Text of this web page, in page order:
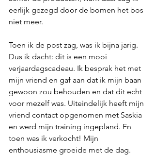
eerlijk gezegd door de bomen het bos
niet meer.
Toen ik de post zag, was ik bijna jarig.
Dus ik dacht: dit is een mooi
verjaardagscadeau. Ik besprak het met
mijn vriend en gaf aan dat ik mijn baan
gewoon zou behouden en dat dit echt
voor mezelf was. Uiteindelijk heeft mijn
vriend contact opgenomen met Saskia
en werd mijn training ingepland. En
toen was ik verkocht! Mijn
enthousiasme groeide met de dag.